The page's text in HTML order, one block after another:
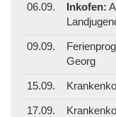
06.09. Inkofen:
09.09.
Georg
15.09.
17.09.